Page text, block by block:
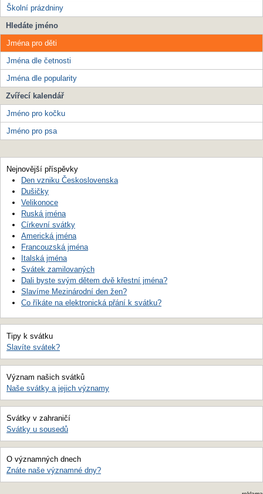
Školní prázdniny
Hledáte jméno
Jména pro děti
Jména dle četnosti
Jména dle popularity
Zvířecí kalendář
Jméno pro kočku
Jméno pro psa
Nejnovější příspěvky
Den vzniku Československa
Dušičky
Velikonoce
Ruská jména
Církevní svátky
Americká jména
Francouzská jména
Italská jména
Svátek zamilovaných
Dali byste svým dětem dvě křestní jména?
Slavíme Mezinárodní den žen?
Co říkáte na elektronická přání k svátku?
Tipy k svátku
Slavíte svátek?
Význam našich svátků
Naše svátky a jejich významy
Svátky v zahraničí
Svátky u sousedů
O významných dnech
Znáte naše významné dny?